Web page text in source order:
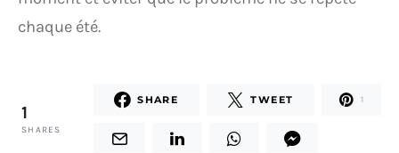
chaque été.
1
SHARES
SHARE TWEET 1